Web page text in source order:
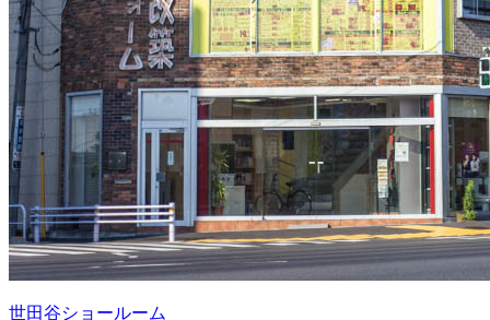
世田谷ショールーム